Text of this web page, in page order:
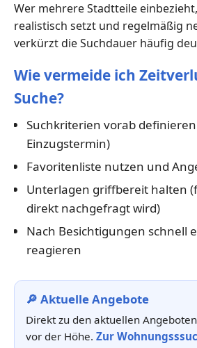
Wer mehrere Stadtteile
realistisch setzt und regelmäßig
verkürzt die Suchdauer häufig
Wie vermeide ich
Suche?
Suchkriterien vorab
Einzugstermin)
Favoritenliste nutzen und
Unterlagen griffbereit halten
direkt nachgefragt wird)
Nach Besichtigungen schnell
reagieren
🔎 Aktuelle Angebote
Direkt zu den aktuellen
vor der Höhe. Zur